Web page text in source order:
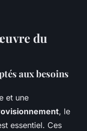
du
aux besoins
et une
, le
essentiel. Ces